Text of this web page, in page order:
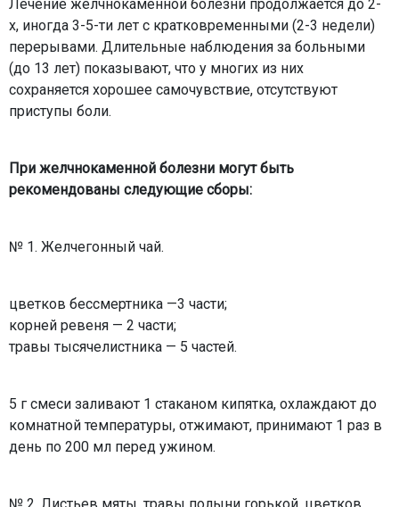
Лечение желчнокаменной болезни продолжается до 2-
х, иногда 3-5-ти лет с кратковременными (2-3 недели)
перерывами. Длительные наблюдения за больными
(до 13 лет) показывают, что у многих из них
сохраняется хорошее самочувствие, отсутствуют
приступы боли.
При желчнокаменной болезни могут быть
рекомендованы следующие сборы:
№ 1. Желчегонный чай.
цветков бессмертника —3 части;
корней ревеня — 2 части;
травы тысячелистника — 5 частей.
5 г смеси заливают 1 стаканом кипятка, охлаждают до
комнатной температуры, отжимают, принимают 1 раз в
день по 200 мл перед ужином.